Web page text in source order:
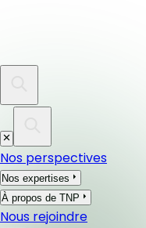
Nos perspectives
Nos expertises
À propos de TNP
Nous rejoindre